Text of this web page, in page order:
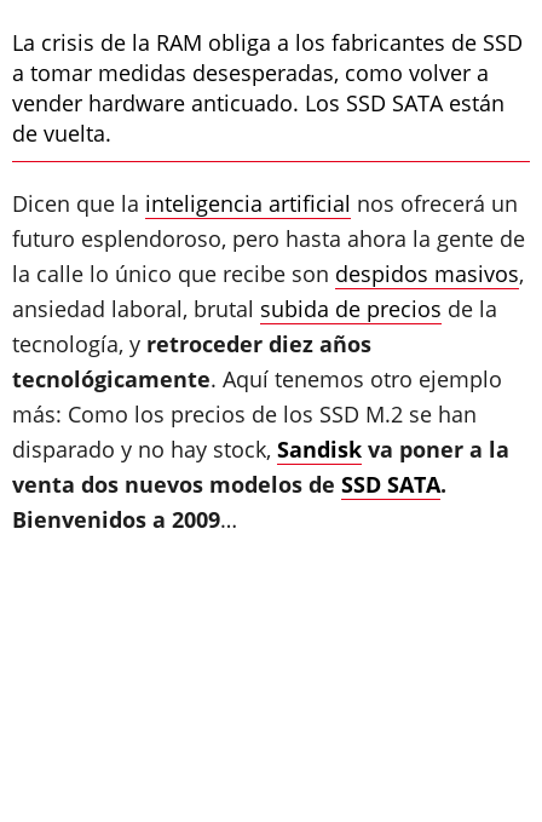
La crisis de la RAM obliga a los fabricantes de SSD
a tomar medidas desesperadas, como volver a
vender hardware anticuado. Los SSD SATA están
de vuelta.
Dicen que la inteligencia artificial nos ofrecerá un
futuro esplendoroso, pero hasta ahora la gente de
la calle lo único que recibe son despidos masivos,
ansiedad laboral, brutal subida de precios de la
tecnología, y retroceder diez años
tecnológicamente. Aquí tenemos otro ejemplo
más: Como los precios de los SSD M.2 se han
disparado y no hay stock, Sandisk va poner a la
venta dos nuevos modelos de SSD SATA.
Bienvenidos a 2009…